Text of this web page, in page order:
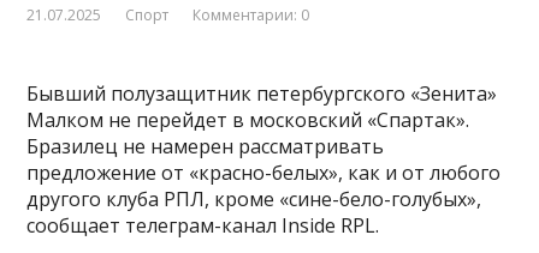
21.07.2025 Спорт Комментарии: 0
Бывший полузащитник петербургского «Зенита»
Малком не перейдет в московский «Спартак».
Бразилец не намерен рассматривать
предложение от «красно-белых», как и от любого
другого клуба РПЛ, кроме «сине-бело-голубых»,
сообщает телеграм-канал Inside RPL.